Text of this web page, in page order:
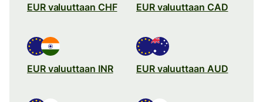
EUR valuuttaan CHF EUR valuuttaan CAD
EUR valuuttaan INR EUR valuuttaan AUD